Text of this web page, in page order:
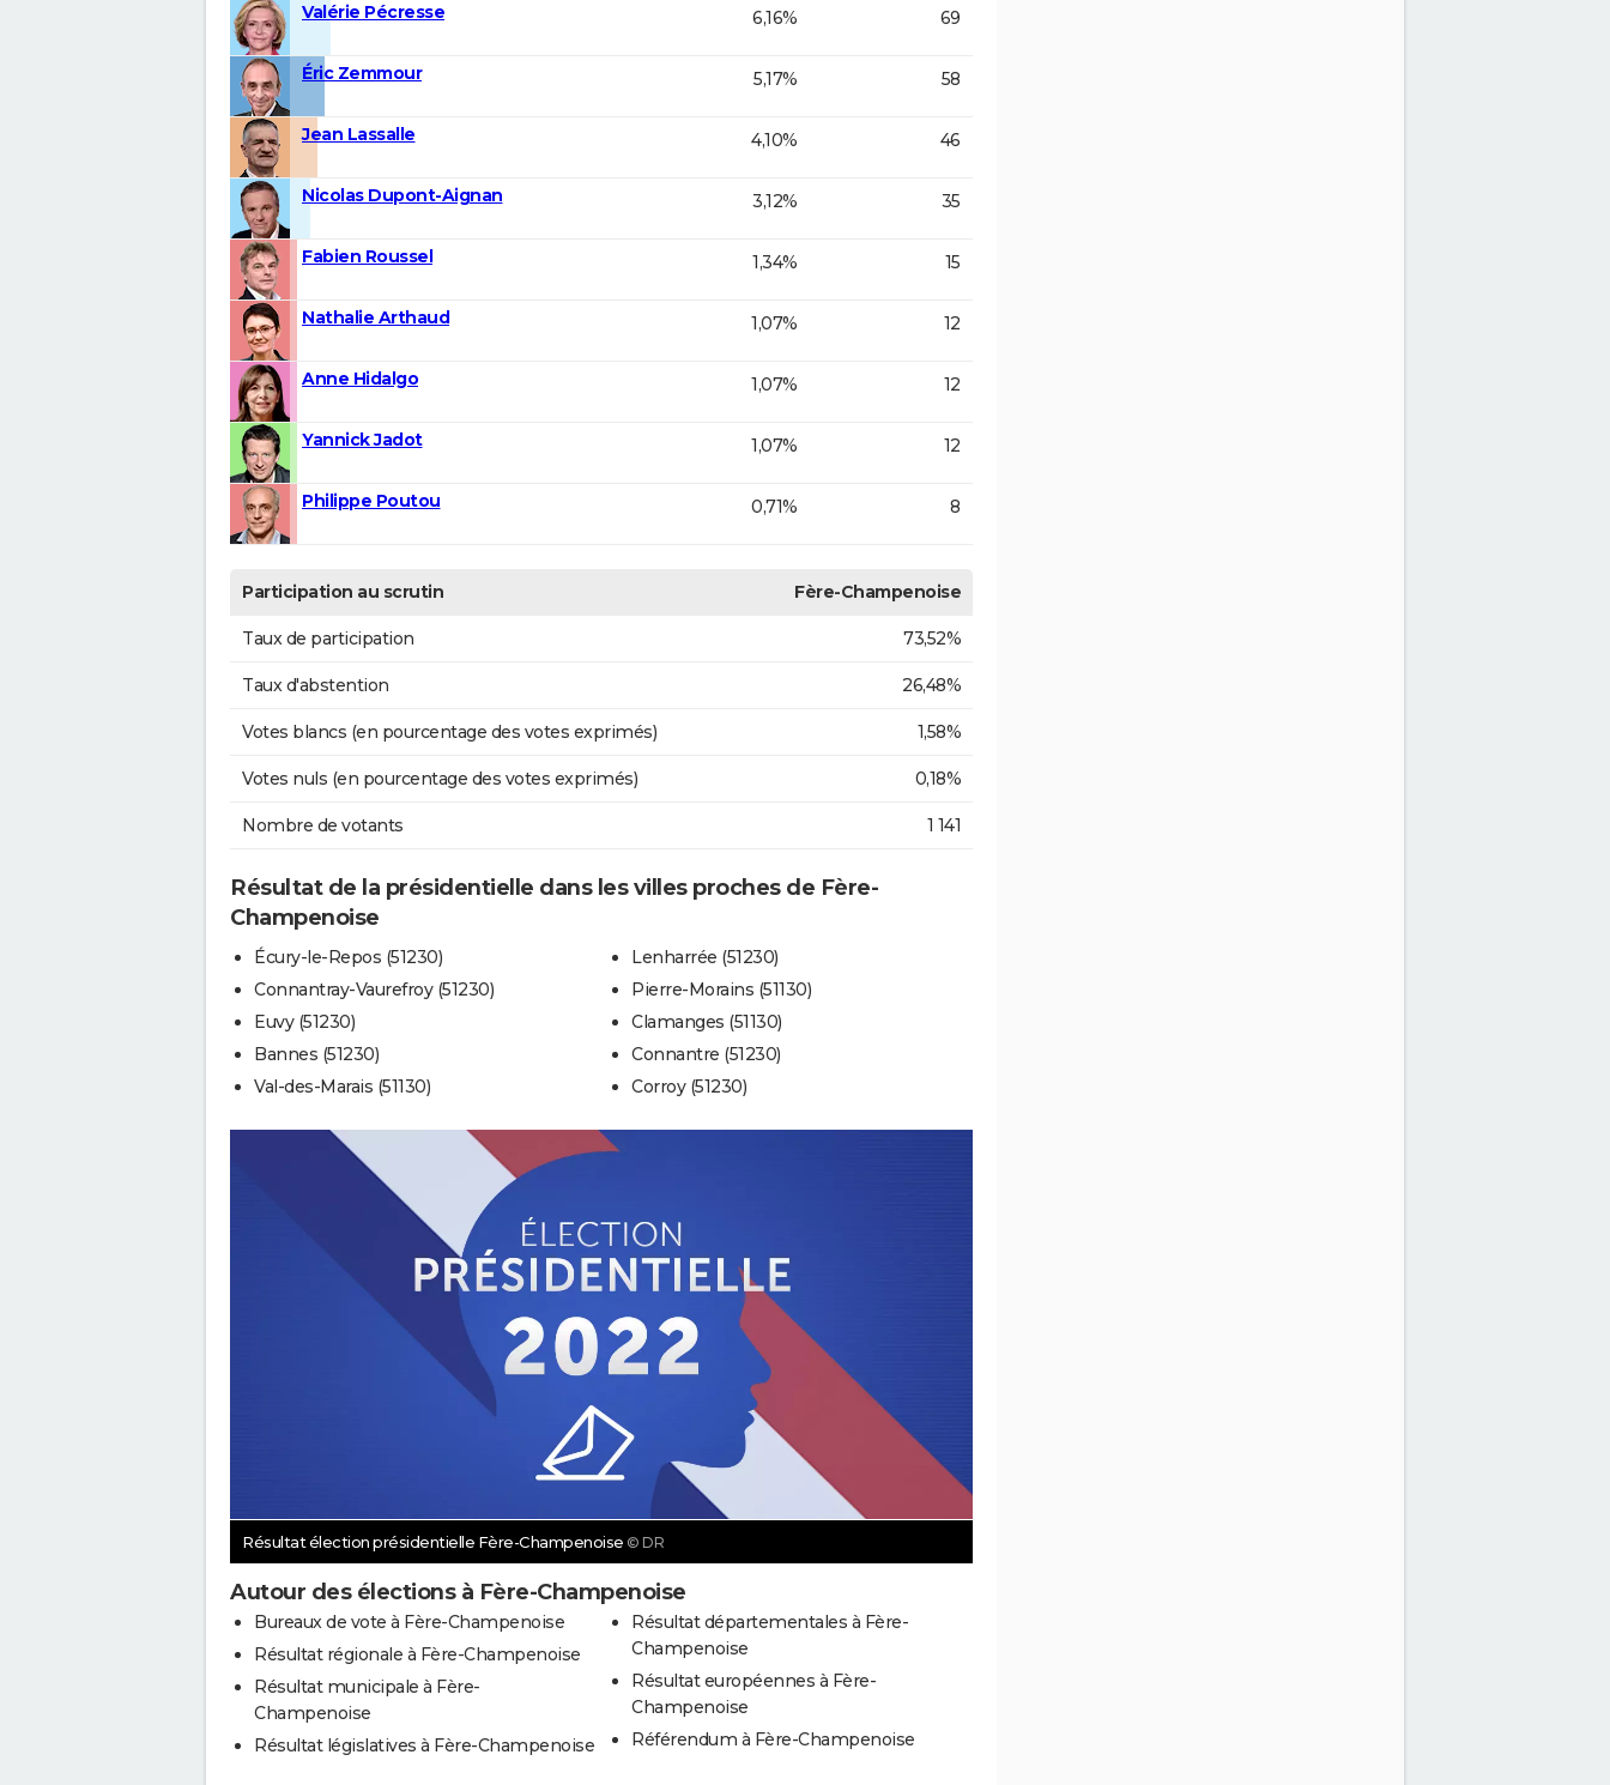
Valérie Pécresse 6,16% 69
Éric Zemmour 5,17% 58
Jean Lassalle 4,10% 46
Nicolas Dupont-Aignan 3,12% 35
Fabien Roussel 1,34% 15
Nathalie Arthaud 1,07% 12
Anne Hidalgo 1,07% 12
Yannick Jadot 1,07% 12
Philippe Poutou 0,71% 8
Participation au scrutin Fère-Champenoise
Taux de participation 73,52%
Taux d'abstention 26,48%
Votes blancs (en pourcentage des votes exprimés) 1,58%
Votes nuls (en pourcentage des votes exprimés) 0,18%
Nombre de votants 1 141
Résultat de la présidentielle dans les villes proches de Fère-
Champenoise
Écury-le-Repos (51230)
Connantray-Vaurefroy (51230)
Euvy (51230)
Bannes (51230)
Val-des-Marais (51130)
Lenharrée (51230)
Pierre-Morains (51130)
Clamanges (51130)
Connantre (51230)
Corroy (51230)
Résultat élection présidentielle Fère-Champenoise © DR
Autour des élections à Fère-Champenoise
Bureaux de vote à Fère-Champenoise
Résultat régionale à Fère-Champenoise
Résultat municipale à Fère-
Champenoise
Résultat législatives à Fère-Champenoise
Résultat départementales à Fère-
Champenoise
Résultat européennes à Fère-
Champenoise
Référendum à Fère-Champenoise